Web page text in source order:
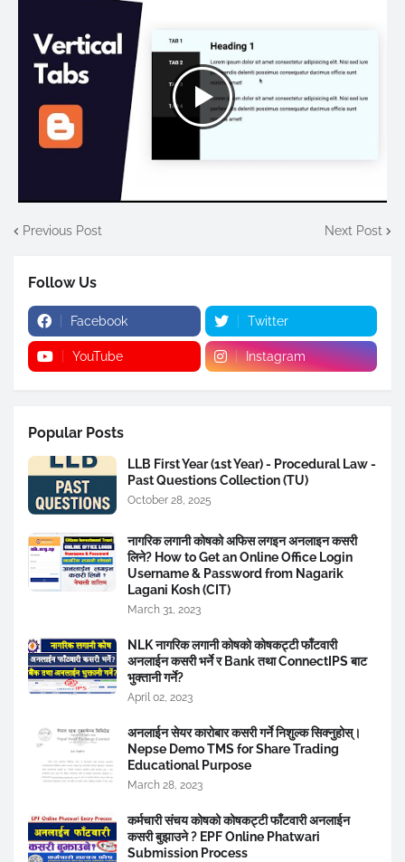
Previous Post Next Post
Follow Us
Facebook Twitter
YouTube Instagram
Popular Posts
LLB First Year (1st Year) - Procedural Law -
Past Questions Collection (TU)
October 28, 2025
नागरिक लगानी कोषको अफिस लगइन अनलाइन कसरी
लिने? How to Get an Online Office Login
Username & Password from Nagarik
Lagani Kosh (CIT)
March 31, 2023
NLK नागरिक लगानी कोषको कोषकट्टी फाँटवारी
अनलाईन कसरी भर्ने र Bank तथा ConnectIPS बाट
भुक्तानी गर्ने?
April 02, 2023
अनलाईन सेयर कारोबार कसरी गर्ने निशुल्क सिक्नुहोस्।
Nepse Demo TMS for Share Trading
Educational Purpose
March 28, 2023
कर्मचारी संचय कोषको कोषकट्टी फाँटवारी अनलाईन
कसरी बुझाउने ? EPF Online Phatwari
Submission Process